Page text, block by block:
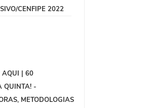
CENFIPE 2022
AQUI | 60
QUINTA! -
METODOLOGIAS